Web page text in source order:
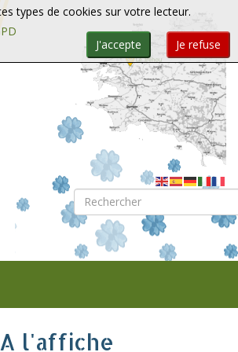
Rechercher
A l'affiche
types de cookies sur votre lecteur.
Je refuse
J'accepte